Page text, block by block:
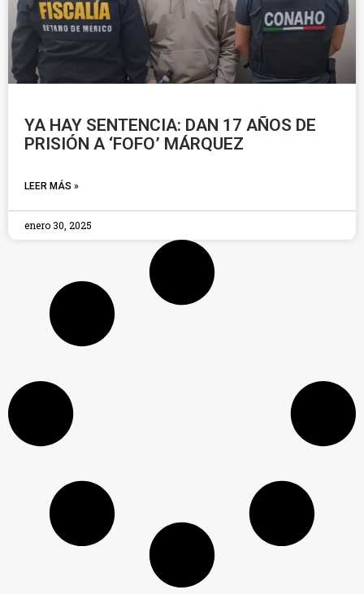
YA HAY SENTENCIA: DAN 17 AÑOS DE
PRISIÓN A ‘FOFO’ MÁRQUEZ
LEER MÁS »
enero 30, 2025